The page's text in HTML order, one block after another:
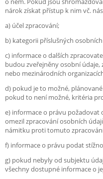
nárok získat přístup k nim vč.
a) účel zpracování;
b) kategorii příslušných
c) informace o dalších
budou zveřejněny osobní údaje,
nebo mezinárodních
d) pokud je to možné,
pokud to není možné, kritéria
e) informace o právu požadovat
omezil zpracování osobních
námitku proti tomuto
f) informace o právu podat
g) pokud nebyly od subjektu
všechny dostupné informace o